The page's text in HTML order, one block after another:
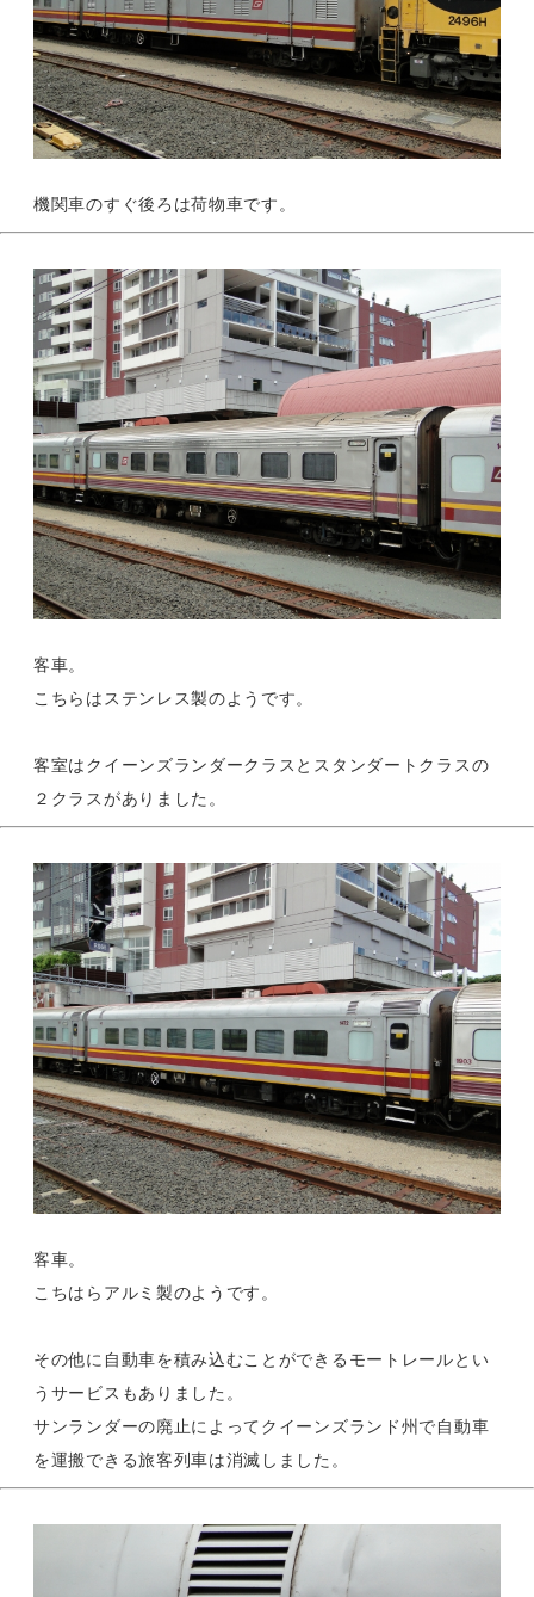
機関車のすぐ後ろは荷物車です。
客車。
こちらはステンレス製のようです。
客室はクイーンズランダークラスとスタンダートクラスの
２クラスがありました。
客車。
こちはらアルミ製のようです。
その他に自動車を積み込むことができるモートレールとい
うサービスもありました。
サンランダーの廃止によってクイーンズランド州で自動車
を運搬できる旅客列車は消滅しました。